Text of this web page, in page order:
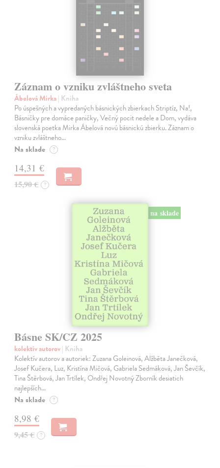
Záznam o vzniku zvláštneho sveta
Ábelová Mirka| Kniha
Po úspešných a vypredaných básnických zbierkach Striptíz, Na!,
Básničky pre domáce paničky, Večný pocit nedele a Dom, vydáva
slovenská poetka Mirka Ábelová novú básnickú zbierku. Záznam o
vzniku zvláštneho…
Na sklade ?
14,31 €
15,90 € ?
na sklade
Básne SK/CZ 2025
kolektív autorov| Kniha
Kolektív autorov a autoriek: Zuzana Goleinová, Alžběta Janečková,
Josef Kučera, Luz, Kristína Mičová, Gabriela Sedmáková, Jan Ševčík,
Tina Štěrbová, Jan Trtílek, Ondřej Novotný Zborník desiatich
najlepších…
Na sklade ?
8,98 €
9,45 € ?